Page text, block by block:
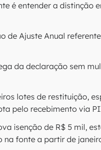
é entender a distinção
de Ajuste Anual
da declaração sem
lotes de restituição,
pelo recebimento via
isenção de R$ 5 mil,
fonte a partir de